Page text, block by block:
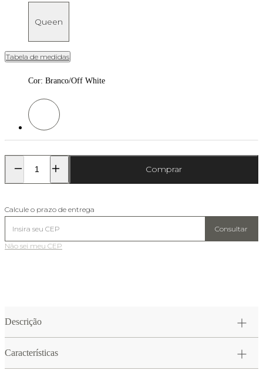
Queen
Tabela de medidas
Cor: Branco/Off White
Cor: Branco/Off White
Comprar
Calcule o prazo de entrega
Consultar
Não sei meu CEP
Descrição
Características